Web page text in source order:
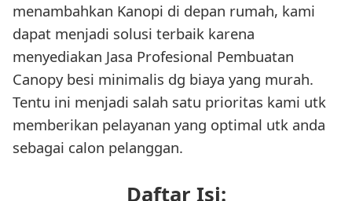
menambahkan Kanopi di depan rumah, kami
dapat menjadi solusi terbaik karena
menyediakan Jasa Profesional Pembuatan
Canopy besi minimalis dg biaya yang murah.
Tentu ini menjadi salah satu prioritas kami utk
memberikan pelayanan yang optimal utk anda
sebagai calon pelanggan.
Daftar Isi: